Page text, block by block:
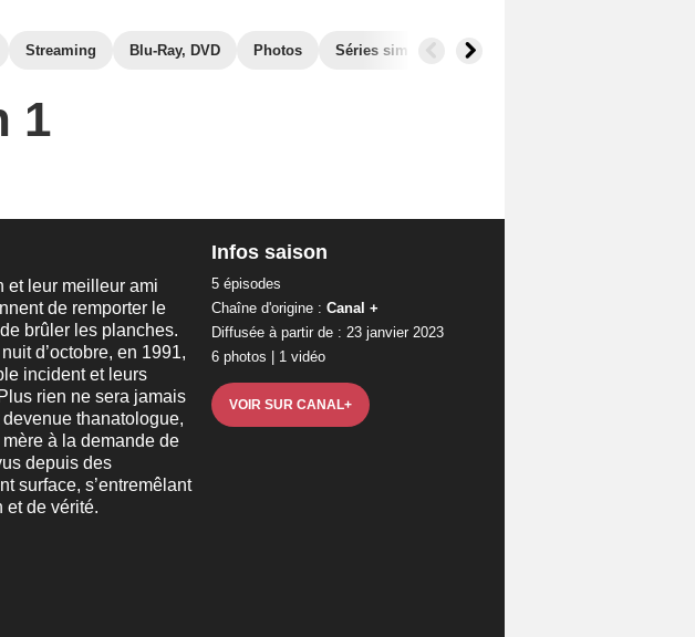
Streaming Blu-Ray, DVD Photos Séries similaires
1
et leur meilleur ami
de remporter le
brûler les planches.
d’octobre, en 1991,
incident et leurs
rien ne sera jamais
thanatologue,
à la demande de
depuis des
surface, s’entremêlant
et de vérité.
Infos saison
5 épisodes
Chaîne d'origine : Canal +
Diffusée à partir de : 23 janvier 2023
6 photos
1 vidéo
VOIR SUR CANAL+